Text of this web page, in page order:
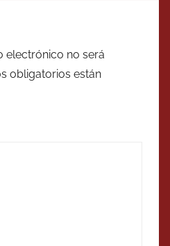
electrónico no será
obligatorios están